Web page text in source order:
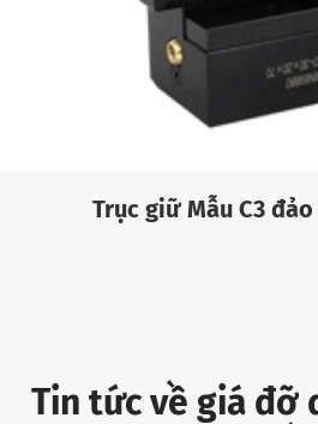
Trục giữ Mẫu C3
Tin tức về giá đỡ